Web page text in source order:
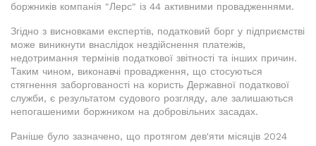
боржників компанія "Лерс" із 44 активними провадженнями.
Згідно з висновками експертів, податковий борг у підприємстві
може виникнути внаслідок нездійснення платежів,
недотримання термінів податкової звітності та інших причин.
Таким чином, виконавчі провадження, що стосуються
стягнення заборгованості на користь Державної податкової
служби, є результатом судового розгляду, але залишаються
непогашеними боржником на добровільних засадах.
Раніше було зазначено, що протягом дев'яти місяців 2024